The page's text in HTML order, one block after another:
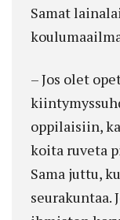
Samat
– Jos olet
oppilaisiin,
koita ruveta
Sama juttu,
seurakuntaa.